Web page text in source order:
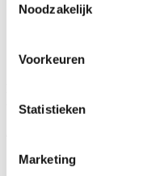
Noodzakelijk
Voorkeuren
Statistieken
Marketing
Van planning tot
Mogelijkheden
Publiekrechtelijk
- Judith Woolderink
E-cursus Hoe werkt